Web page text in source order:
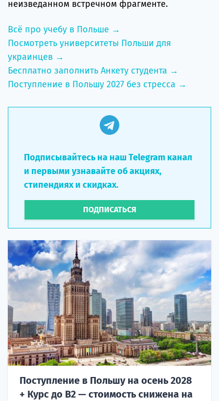
неизведанном встречном фрагменте.
Всё про учебу в Польше →
Посмотреть университеты Польши для
украинцев →
Бесплатно заполнить Анкету студента →
Поступление в Польшу 2027 без стресса →
Подписывайтесь на наш Telegram канал
и первыми узнавайте об акциях,
стипендиях и скидках.
ПОДПИСАТЬСЯ
Поступление в Польшу на осень 2028
+ Курс до B2 — стоимость снижена на